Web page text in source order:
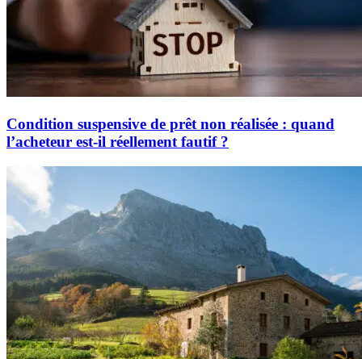
Condition suspensive de prêt non réalisée : quand
l’acheteur est-il réellement fautif ?